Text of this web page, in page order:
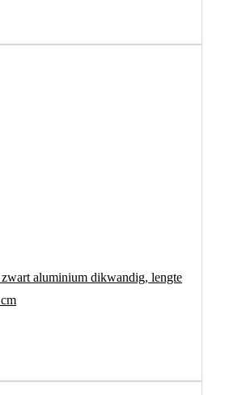
aluminium dikwandig, lengte